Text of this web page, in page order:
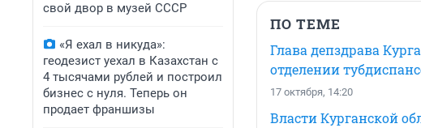
свой двор в музей СССР
«Я ехал в никуда»:
геодезист уехал в Казахстан с
4 тысячами рублей и построил
бизнес с нуля. Теперь он
продает франшизы
ПО ТЕМЕ
Глава депздрава
отделении
17 октября, 14:20
Власти Курганской